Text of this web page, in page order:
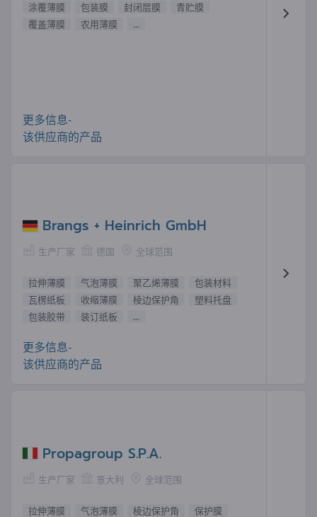
涂覆薄膜
包装膜 封闭层膜
青贮膜
覆盖薄膜
农用薄膜 ...
更多信息-
该供应商的产品
Brangs + Heinrich GmbH
生产厂家 德国 全球范围
拉伸薄膜 气泡薄膜 聚乙烯薄膜
包装材料
瓦楞纸板
收缩薄膜 棱边保护角
塑料托盘
包装胶带
装订纸板 ...
更多信息-
该供应商的产品
Propagroup S.P.A.
生产厂家 意大利 全球范围
拉伸薄膜 气泡薄膜 棱边保护角
保护膜